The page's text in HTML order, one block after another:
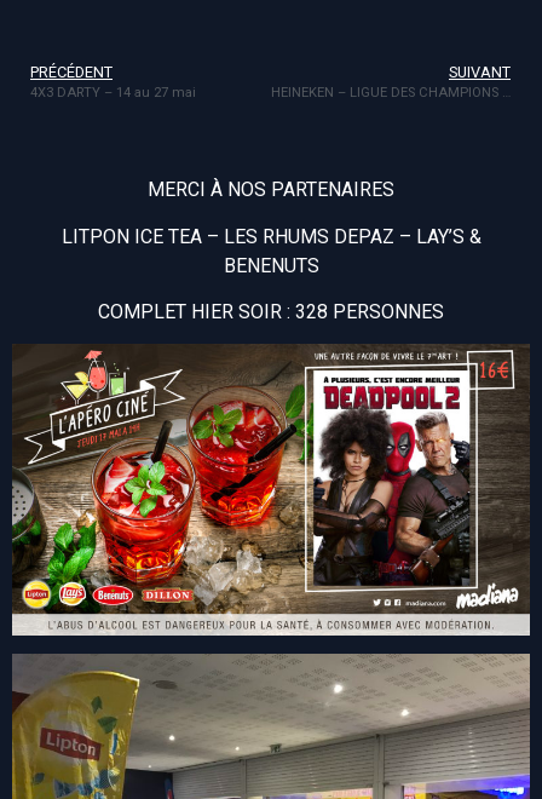
PRÉCÉDENT
4X3 DARTY – 14 au 27 mai
SUIVANT
HEINEKEN – LIGUE DES CHAMPIONS 2018 – madiana
MERCI À NOS PARTENAIRES
LITPON ICE TEA – LES RHUMS DEPAZ – LAY’S &
BENENUTS
COMPLET HIER SOIR : 328 PERSONNES